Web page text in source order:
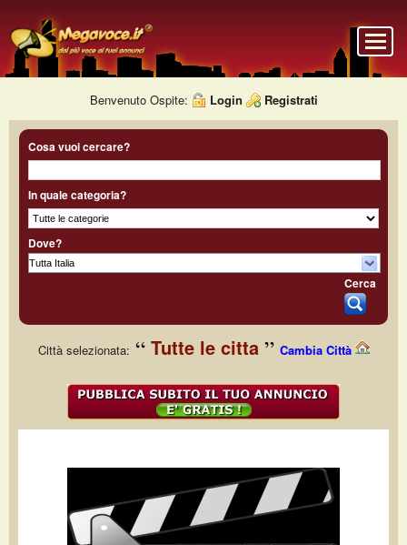
Benvenuto Ospite: Login Registrati
Cosa vuoi cercare?
In quale categoria?
Dove?
Cerca
Città selezionata: Tutte le citta Cambia Città